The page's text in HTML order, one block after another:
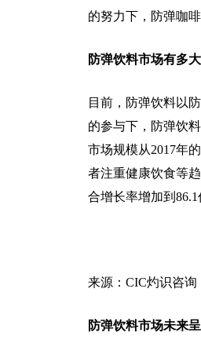
的努力下，防弹咖
防弹饮料市场有多
目前，防弹饮料以
的参与下，防弹饮
市场规模从2017年
者注重健康饮食等
合增长率增加到86.1
来源：CIC灼识咨询
防弹饮料市场未来